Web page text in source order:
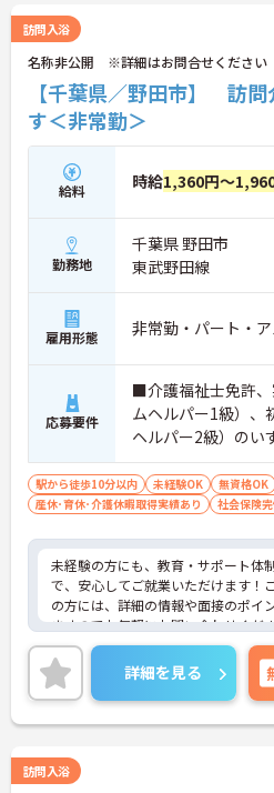
訪問入浴
名称非公開 ※詳細はお問合せください
【千葉県／野田市】 訪
す＜非常勤＞
給料 時給1,360円～
勤務地
千葉県 野田市
東武野田線
雇用形態 非常勤・パート・
応募要件
■介護福祉士免許
ムヘルパー1級）、
ヘルパー2級）の
駅から徒歩10分以内 未経験OK 無資格OK
産休･育休･介護休暇取得実績あり
社会保険
未経験の方にも、教育・サポート体
で、安心してご就業いただけます！
の方には、詳細の情報や面接のポイ
ますのでお気軽にお問い合わせくだ
詳細を見る
訪問入浴